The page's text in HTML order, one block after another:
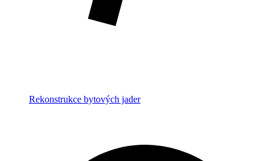
Rekonstrukce bytových jader